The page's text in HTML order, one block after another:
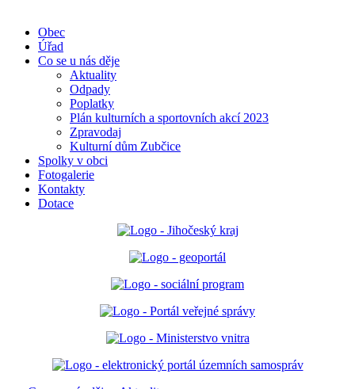
Obec
Úřad
Co se u nás děje
Aktuality
Odpady
Poplatky
Plán kulturních a sportovních akcí 2023
Zpravodaj
Kulturní dům Zubčice
Spolky v obci
Fotogalerie
Kontakty
Dotace